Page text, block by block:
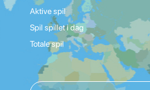
Aktive spil
Spil spillet i dag
Totale spil